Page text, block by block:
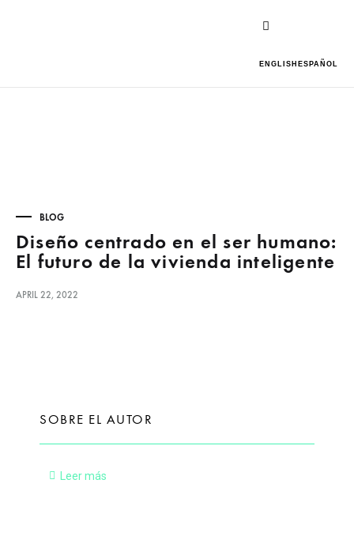
ENGLISH ESPAÑOL
BLOG
Diseño centrado en el ser humano:
El futuro de la vivienda inteligente
APRIL 22, 2022
SOBRE EL AUTOR
Leer más